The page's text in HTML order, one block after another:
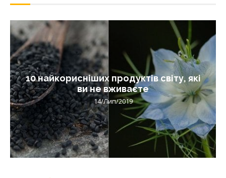
10 найкорисніших продуктів світу, які
ви не вживаєте
14/Лип/2019